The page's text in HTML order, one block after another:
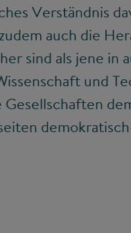
Verständnis
auch die
sind als jene in
und
Gesellschaften